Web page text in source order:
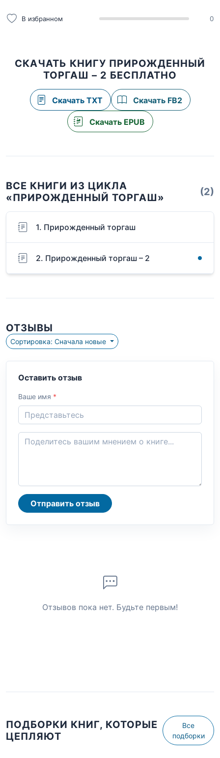
В избранном 0
СКАЧАТЬ КНИГУ ПРИРОЖДЕННЫЙ
ТОРГАШ – 2 БЕСПЛАТНО
Скачать TXT Скачать FB2
Скачать EPUB
ВСЕ КНИГИ ИЗ ЦИКЛА
«ПРИРОЖДЕННЫЙ ТОРГАШ»
(2)
1. Прирожденный торгаш
2. Прирожденный торгаш – 2
ОТЗЫВЫ
Сортировка: Сначала новые
Оставить отзыв
Ваше имя *
Отправить отзыв
Отзывов пока нет. Будьте первым!
ПОДБОРКИ КНИГ, КОТОРЫЕ
ЦЕПЛЯЮТ
Все
подборки